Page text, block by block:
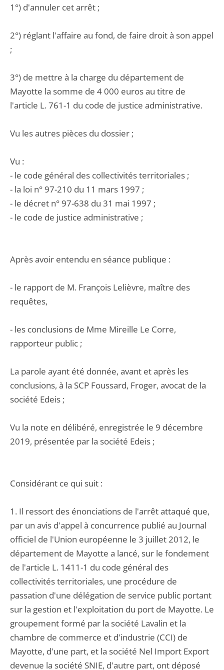
1°) d'annuler cet arrêt ;
2°) réglant l'affaire au fond, de faire droit à son appel
;
3°) de mettre à la charge du département de
Mayotte la somme de 4 000 euros au titre de
l'article L. 761-1 du code de justice administrative.
Vu les autres pièces du dossier ;
Vu :
- le code général des collectivités territoriales ;
- la loi n° 97-210 du 11 mars 1997 ;
- le décret n° 97-638 du 31 mai 1997 ;
- le code de justice administrative ;
Après avoir entendu en séance publique :
- le rapport de M. François Lelièvre, maître des
requêtes,
- les conclusions de Mme Mireille Le Corre,
rapporteur public ;
La parole ayant été donnée, avant et après les
conclusions, à la SCP Foussard, Froger, avocat de la
société Edeis ;
Vu la note en délibéré, enregistrée le 9 décembre
2019, présentée par la société Edeis ;
Considérant ce qui suit :
1. Il ressort des énonciations de l'arrêt attaqué que,
par un avis d'appel à concurrence publié au Journal
officiel de l'Union européenne le 3 juillet 2012, le
département de Mayotte a lancé, sur le fondement
de l'article L. 1411-1 du code général des
collectivités territoriales, une procédure de
passation d'une délégation de service public portant
sur la gestion et l'exploitation du port de Mayotte. Le
groupement formé par la société Lavalin et la
chambre de commerce et d'industrie (CCI) de
Mayotte, d'une part, et la société Nel Import Export
devenue la société SNIE, d'autre part, ont déposé